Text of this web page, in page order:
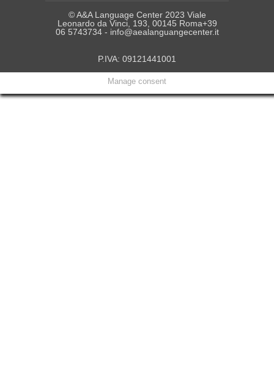
© A&A Language Center 2023 Viale
Leonardo da Vinci, 193, 00145 Roma+39
06 5743734 - info@aealanguangecenter.it
P.IVA: 09121441001
Manage consent